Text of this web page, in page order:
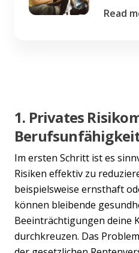
Read
1. Privates
Im ersten Schritt ist es
Risiken effektiv zu
beispielsweise ernsthaft
können bleibende
Beeinträchtigungen deine
durchkreuzen. Das